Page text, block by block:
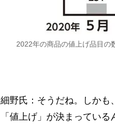
2022年の商品の値上げ品目の
細野氏：そうだね。しかも
「値上げ」が決まっている